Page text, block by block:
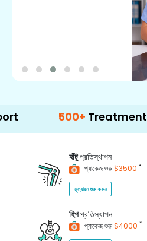
500+ Treatment Options
হাঁটুপ্রতিস্থাপন
প্যাকেজ শুরু$3500 *
মূল্যায়ন শুরু করুন
হিপপ্রতিস্থাপন
প্যাকেজ শুরু$4000 *